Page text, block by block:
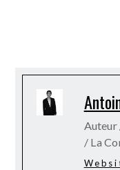
Auteur
/ La